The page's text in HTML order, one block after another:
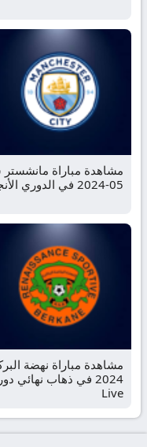
05-2024 في الدوري الأنجليزي كورة لايف | Kora Live
Live